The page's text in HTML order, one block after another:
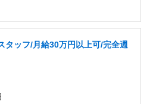
タッフ/月給30万円以上可/完全週